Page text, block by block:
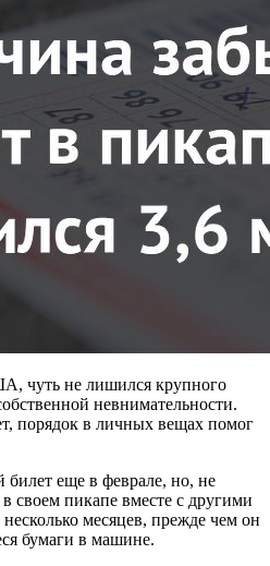
чуть не лишился крупного
невнимательности.
порядок в личных вещах помог
еще в феврале, но, не
в своем пикапе вместе с другими
месяцев, прежде чем он
бумаги в машине.